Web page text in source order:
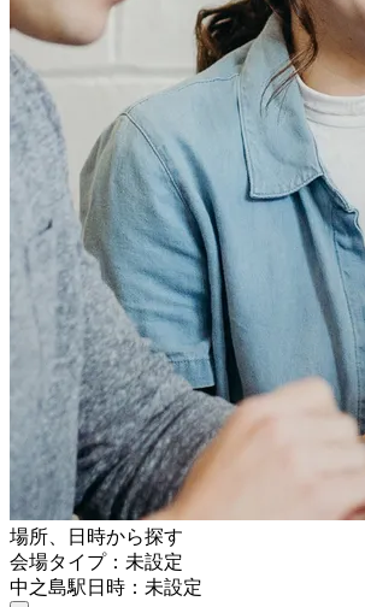
場所、日時から探す
会場タイプ：未設定
中之島駅日時：未設定